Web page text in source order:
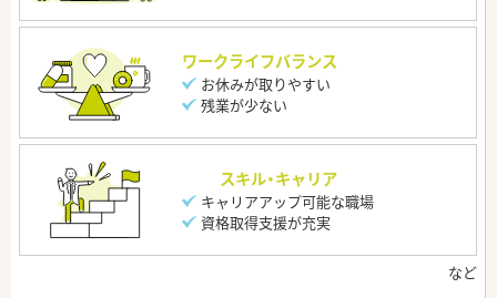
ワークライフバランス
お休みが取りやすい
残業が少ない
スキル・キャリア
キャリアアップ可能な職場
資格取得支援が充実